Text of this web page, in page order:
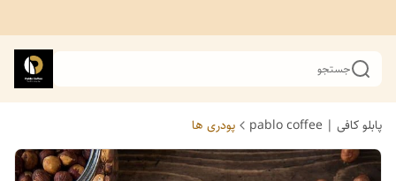
جستجو
پابلو کافی | pablo coffee پودری ها